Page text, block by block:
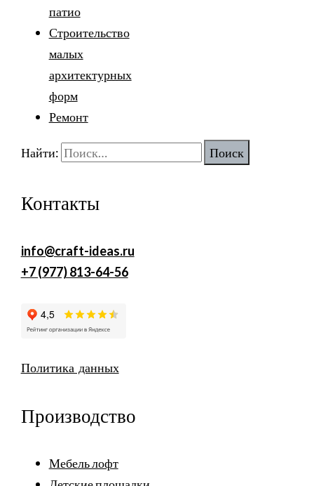
патио
Строительство
малых
архитектурных
форм
Ремонт
Найти:
Контакты
info@craft-ideas.ru
+7 (977) 813-64-56
Политика данных
Производство
Мебель лофт